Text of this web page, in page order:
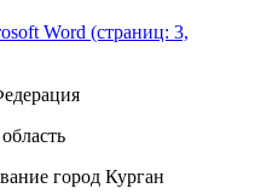
Word (страниц: 3,
город Курган